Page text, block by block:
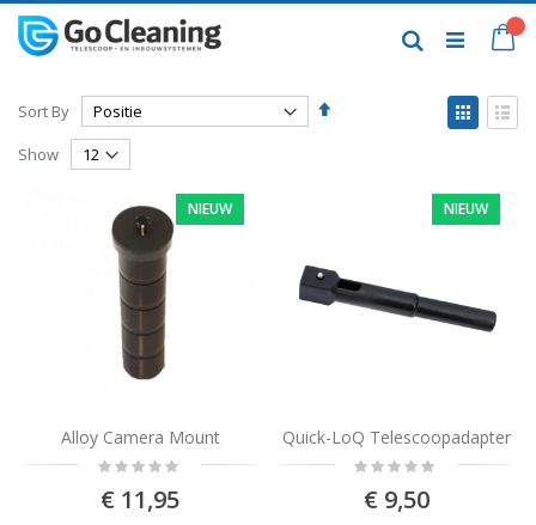
Skip
to
Content
Search
Sort By
Set
View
as
Show
NIEUW
Alloy Camera Mount
Rating:
0%
€ 11,95
NIEUW
Quick-LoQ Telescoopadapter
Rating:
0%
€ 9,50